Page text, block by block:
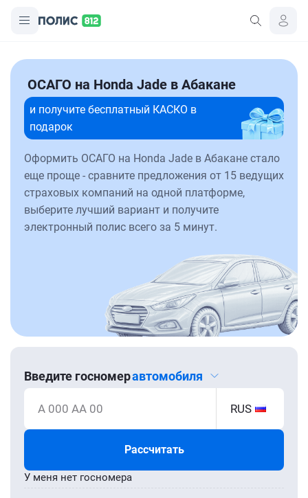
ОСАГО на Honda Jade в Абакане
и получите бесплатный КАСКО в
подарок
Оформить ОСАГО на Honda Jade в Абакане стало
еще проще - сравните предложения от 15 ведущих
страховых компаний на одной платформе,
выберите лучший вариант и получите
электронный полис всего за 5 минут.
Введите госномеравтомобиля
А 000 АА 00 RUS
Рассчитать
У меня нет госномера